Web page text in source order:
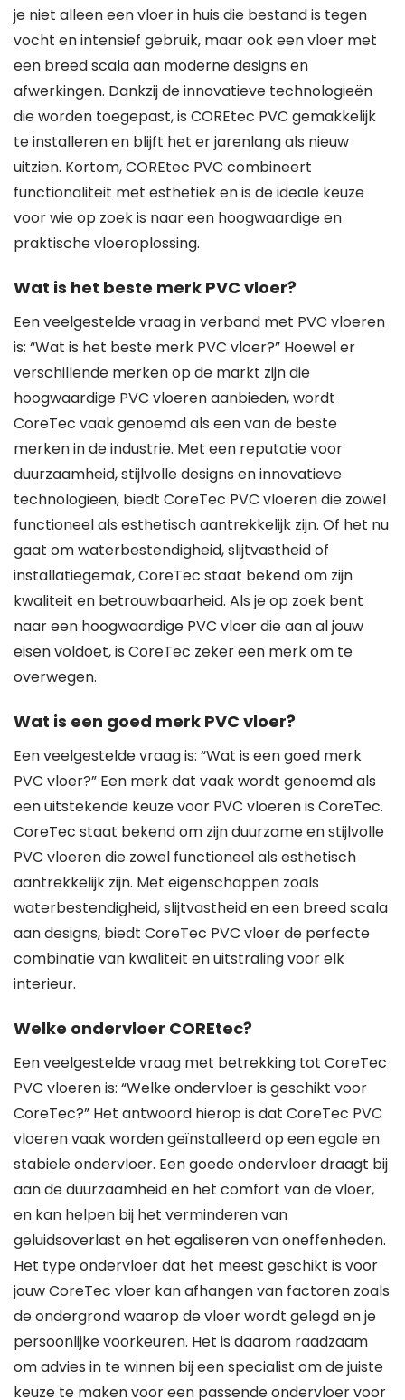
je niet alleen een vloer in huis die bestand is tegen
vocht en intensief gebruik, maar ook een vloer met
een breed scala aan moderne designs en
afwerkingen. Dankzij de innovatieve technologieën
die worden toegepast, is COREtec PVC gemakkelijk
te installeren en blijft het er jarenlang als nieuw
uitzien. Kortom, COREtec PVC combineert
functionaliteit met esthetiek en is de ideale keuze
voor wie op zoek is naar een hoogwaardige en
praktische vloeroplossing.
Wat is het beste merk PVC vloer?
Een veelgestelde vraag in verband met PVC vloeren
is: “Wat is het beste merk PVC vloer?” Hoewel er
verschillende merken op de markt zijn die
hoogwaardige PVC vloeren aanbieden, wordt
CoreTec vaak genoemd als een van de beste
merken in de industrie. Met een reputatie voor
duurzaamheid, stijlvolle designs en innovatieve
technologieën, biedt CoreTec PVC vloeren die zowel
functioneel als esthetisch aantrekkelijk zijn. Of het nu
gaat om waterbestendigheid, slijtvastheid of
installatiegemak, CoreTec staat bekend om zijn
kwaliteit en betrouwbaarheid. Als je op zoek bent
naar een hoogwaardige PVC vloer die aan al jouw
eisen voldoet, is CoreTec zeker een merk om te
overwegen.
Wat is een goed merk PVC vloer?
Een veelgestelde vraag is: “Wat is een goed merk
PVC vloer?” Een merk dat vaak wordt genoemd als
een uitstekende keuze voor PVC vloeren is CoreTec.
CoreTec staat bekend om zijn duurzame en stijlvolle
PVC vloeren die zowel functioneel als esthetisch
aantrekkelijk zijn. Met eigenschappen zoals
waterbestendigheid, slijtvastheid en een breed scala
aan designs, biedt CoreTec PVC vloer de perfecte
combinatie van kwaliteit en uitstraling voor elk
interieur.
Welke ondervloer COREtec?
Een veelgestelde vraag met betrekking tot CoreTec
PVC vloeren is: “Welke ondervloer is geschikt voor
CoreTec?” Het antwoord hierop is dat CoreTec PVC
vloeren vaak worden geïnstalleerd op een egale en
stabiele ondervloer. Een goede ondervloer draagt bij
aan de duurzaamheid en het comfort van de vloer,
en kan helpen bij het verminderen van
geluidsoverlast en het egaliseren van oneffenheden.
Het type ondervloer dat het meest geschikt is voor
jouw CoreTec vloer kan afhangen van factoren zoals
de ondergrond waarop de vloer wordt gelegd en je
persoonlijke voorkeuren. Het is daarom raadzaam
om advies in te winnen bij een specialist om de juiste
keuze te maken voor een passende ondervloer voor